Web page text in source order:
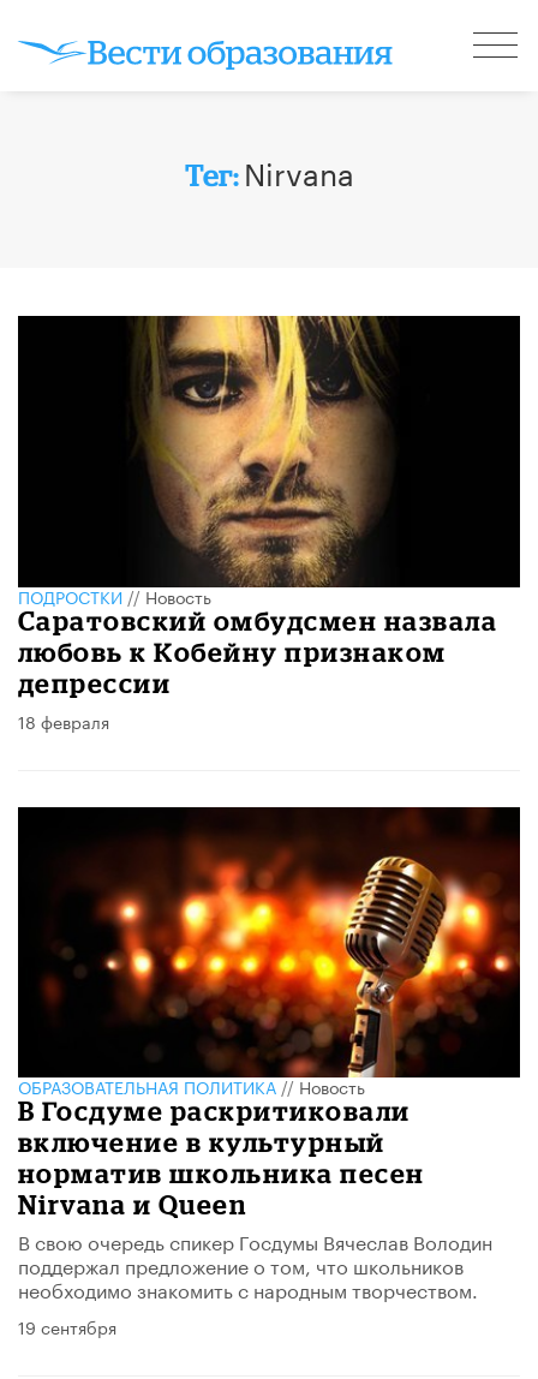
Тег: Nirvana
ПОДРОСТКИ//Новость
Саратовский омбудсмен назвала
любовь к Кобейну признаком
депрессии
18 февраля
ОБРАЗОВАТЕЛЬНАЯ ПОЛИТИКА//Новость
В Госдуме раскритиковали
включение в культурный
норматив школьника песен
Nirvana и Queen
В свою очередь спикер Госдумы Вячеслав Володин
поддержал предложение о том, что школьников
необходимо знакомить с народным творчеством.
19 сентября